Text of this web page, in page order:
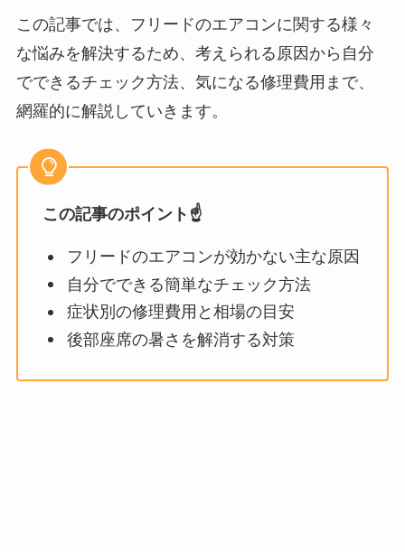
この記事では、フリードのエアコンに関する様々
な悩みを解決するため、考えられる原因から自分
でできるチェック方法、気になる修理費用まで、
網羅的に解説していきます。
この記事のポイント☝️
フリードのエアコンが効かない主な原因
自分でできる簡単なチェック方法
症状別の修理費用と相場の目安
後部座席の暑さを解消する対策